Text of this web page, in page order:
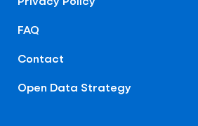
FAQ
Contact
Open Data Strategy